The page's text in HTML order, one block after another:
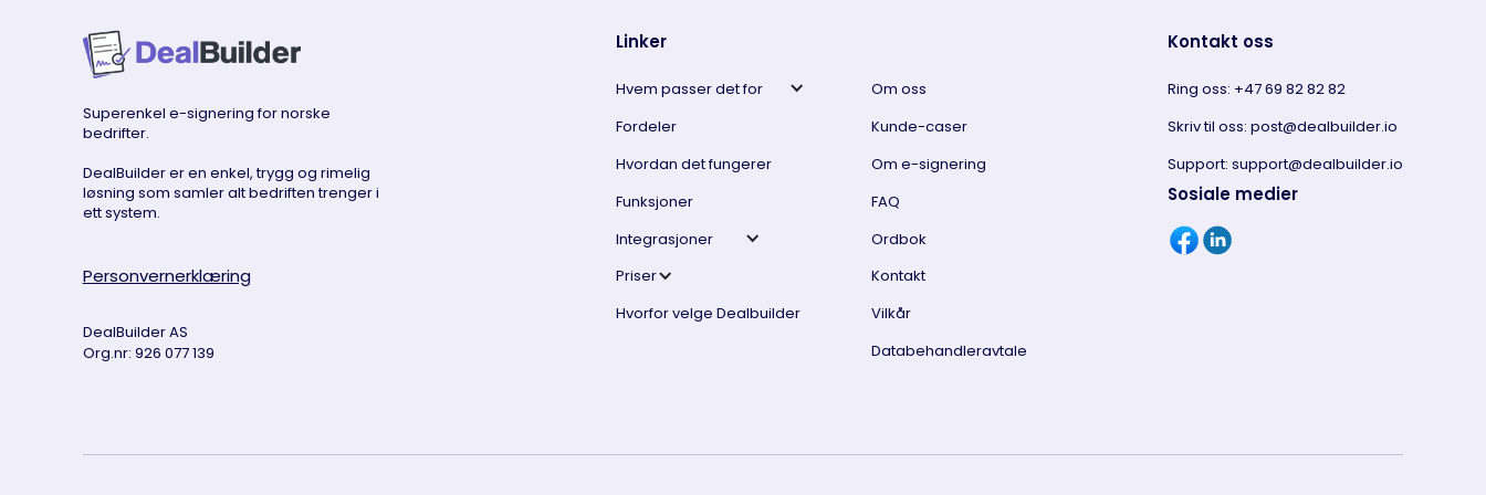
Superenkel e-signering for norske
bedrifter.
DealBuilder er en enkel, trygg og rimelig
løsning som samler alt bedriften trenger i
ett system.
Personvernerklæring
DealBuilder AS
Org.nr: 926 077 139
Linker
Hvem passer det for
Fordeler
Hvordan det fungerer
Funksjoner
Integrasjoner
Priser
Hvorfor velge Dealbuilder
Om oss
Kunde-caser
Om e-signering
FAQ
Ordbok
Kontakt
Vilkår
Databehandleravtale
Kontakt oss
Ring oss: +47 69 82 82 82
Skriv til oss: post@dealbuilder.io
Support: support@dealbuilder.io
Sosiale medier